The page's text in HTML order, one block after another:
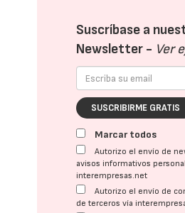
Suscríbase a
Newsletter - Ver
SUSCRIBIRME GRATIS
Marcar todos
Autorizo el envío de
avisos informativos
interempresas.net
Autorizo el envío de
de terceros vía